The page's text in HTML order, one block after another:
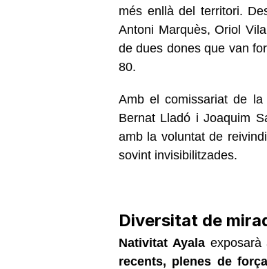
més enllà del territori.
Antoni Marquès, Oriol
de dues dones que van
80.
Amb el comissariat de la
Bernat Lladó i Joaquim
amb la voluntat de
sovint invisibilitzades.
Diversitat de
Nativitat Ayalaexposarà
recents, plenes de